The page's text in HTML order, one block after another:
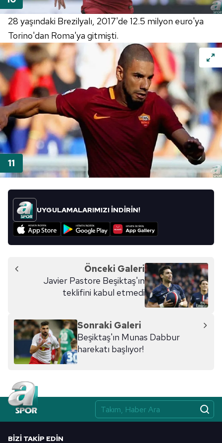
28 yaşındaki Brezilyalı, 2017'de 12.5 milyon euro'ya
Torino'dan Roma'ya gitmişti.
UYGULAMALARIMIZI İNDİRİN!
Önceki Galeri
Javier Pastore Beşiktaş'ın
teklifini kabul etmedi
Sonraki Galeri
Beşiktaş'ın Munas Dabbur
harekatı başlıyor!
BIZI TAKIP EDIN